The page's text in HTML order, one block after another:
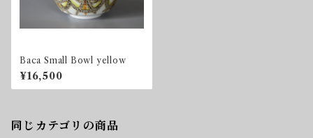
Baca Small Bowl yellow
¥16,500
同じカテゴリの商品